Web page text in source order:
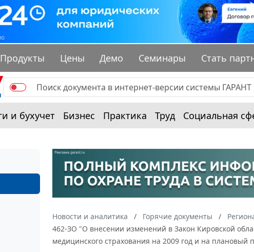
Продукты Цены Демо Семинары Стать
и бухучет Бизнес Практика Труд Социальная
Новости и аналитика Горячие документы
462-ЗО "О внесении изменений в Закон Кировской
медицинского страхования на 2009 год и на плановый